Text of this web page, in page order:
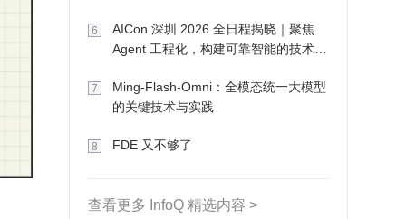
6
AICon 深圳 2026 全日程揭晓｜聚焦
Agent 工程化，构建可靠智能的技术路
7
Ming-Flash-Omni：全模态统一大模型
的关键技术与实践
8 FDE 又不够了
查看更多 InfoQ 精选内容 >